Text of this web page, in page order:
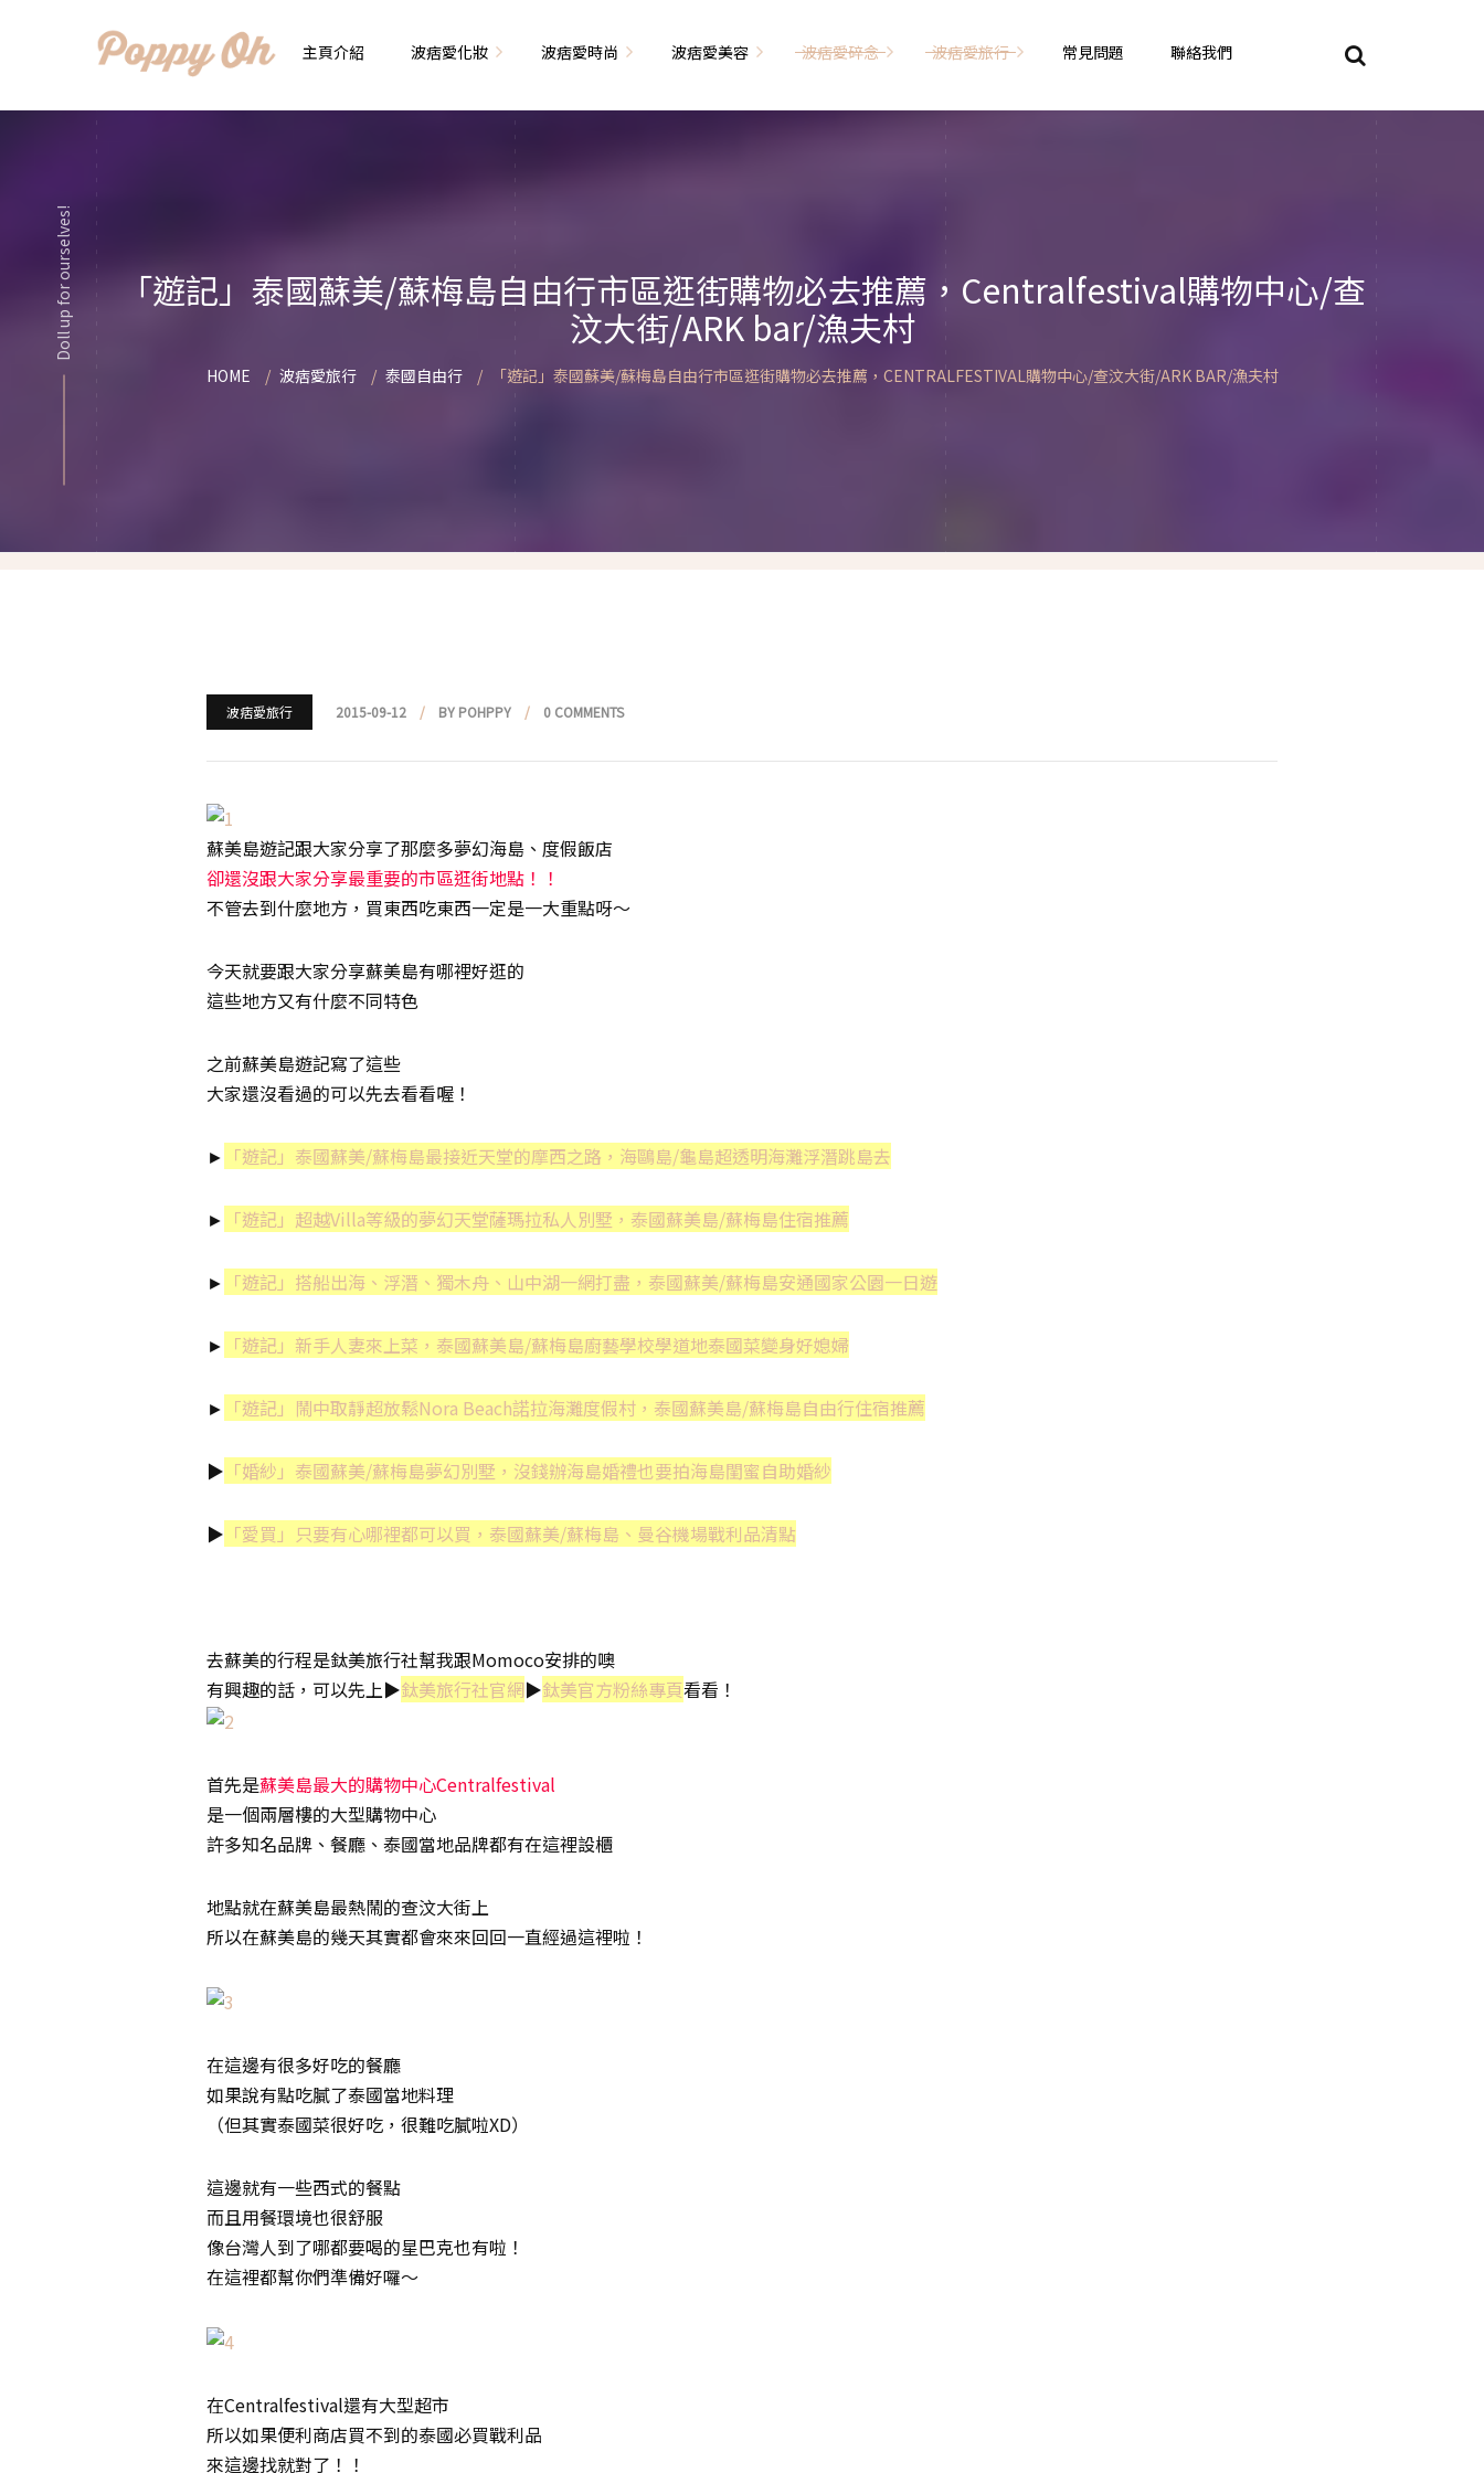
主頁介紹 波痞愛化妝
新手必看基礎化妝分解教學
名人妝容解析
電力眉眼
唇彩腮紅
化妝品收納
媽媽的日常妝
波痞愛時尚
時尚單品大採購
顯瘦穿搭
主題穿搭
指甲也是閃亮亮
波痞愛美容
身體保養
簡易編髮教學
染燙日記
波痞愛碎念
小狗喔唷日記
藝術大學生活
波痞愛旅行
京都自由行
山陽山陰自由行
峇里島自由行
長灘島自由行
泰國自由行 蘇美自由行
常見問題 聯絡我們
Doll up for ourselves! 「遊記」泰國蘇美/蘇梅島自由行市區逛街購物必去推薦，Centralfestival購物中心/查
汶大街/ARK bar/漁夫村
HOME 波痞愛旅行 泰國自由行 「遊記」泰國蘇美/蘇梅島自由行市區逛街購物必去推薦，CENTRALFESTIVAL購物中心/查汶大街/ARK BAR/漁夫村
波痞愛旅行 2015-09-12 BY POHPPY 0 COMMENTS
蘇美島遊記跟大家分享了那麼多夢幻海島、度假飯店
卻還沒跟大家分享最重要的市區逛街地點！！
不管去到什麼地方，買東西吃東西一定是一大重點呀～
今天就要跟大家分享蘇美島有哪裡好逛的
這些地方又有什麼不同特色
之前蘇美島遊記寫了這些
大家還沒看過的可以先去看看喔！
► 「遊記」泰國蘇美/蘇梅島最接近天堂的摩西之路，海鷗島/龜島超透明海灘浮潛跳島去
► 「遊記」超越Villa等級的夢幻天堂薩瑪拉私人別墅，泰國蘇美島/蘇梅島住宿推薦
► 「遊記」搭船出海、浮潛、獨木舟、山中湖一網打盡，泰國蘇美/蘇梅島安通國家公園一日遊
► 「遊記」新手人妻來上菜，泰國蘇美島/蘇梅島廚藝學校學道地泰國菜變身好媳婦
► 「遊記」鬧中取靜超放鬆Nora Beach諾拉海灘度假村，泰國蘇美島/蘇梅島自由行住宿推薦
▶ 「婚紗」泰國蘇美/蘇梅島夢幻別墅，沒錢辦海島婚禮也要拍海島閨蜜自助婚紗
▶ 「愛買」只要有心哪裡都可以買，泰國蘇美/蘇梅島、曼谷機場戰利品清點
去蘇美的行程是鈦美旅行社幫我跟Momoco安排的噢
有興趣的話，可以先上▶鈦美旅行社官網▶鈦美官方粉絲專頁看看！
首先是蘇美島最大的購物中心Centralfestival
是一個兩層樓的大型購物中心
許多知名品牌、餐廳、泰國當地品牌都有在這裡設櫃
地點就在蘇美島最熱鬧的查汶大街上
所以在蘇美島的幾天其實都會來來回回一直經過這裡啦！
在這邊有很多好吃的餐廳
如果說有點吃膩了泰國當地料理
（但其實泰國菜很好吃，很難吃膩啦XD）
這邊就有一些西式的餐點
而且用餐環境也很舒服
像台灣人到了哪都要喝的星巴克也有啦！
在這裡都幫你們準備好囉～
在Centralfestival還有大型超市
所以如果便利商店買不到的泰國必買戰利品
來這邊找就對了！！